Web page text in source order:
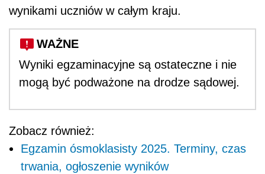
wynikami ‎uczniów w całym kraju.
WAŻNE
Wyniki egzaminacyjne są ostateczne i nie
mogą być podważone na drodze sądowej.‎
Zobacz również:
Egzamin ósmoklasisty 2025. Terminy, czas
trwania, ogłoszenie wyników